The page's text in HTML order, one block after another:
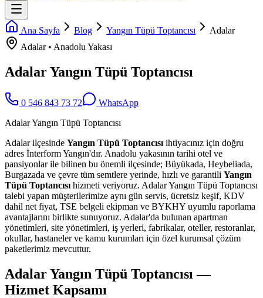
Ana Sayfa Blog Yangın Tüpü Toptancısı
Adalar
Adalar• Anadolu Yakası
Adalar Yangın Tüpü Toptancısı
0 546 843 73 72
WhatsApp
Adalar Yangın Tüpü Toptancısı
Adalar ilçesinde Yangın Tüpü Toptancısı ihtiyacınız için doğru
adres İnterform Yangın'dır. Anadolu yakasının tarihi otel ve
pansiyonlar ile bilinen bu önemli ilçesinde; Büyükada, Heybeliada,
Burgazada ve çevre tüm semtlere yerinde, hızlı ve garantili Yangın
Tüpü Toptancısı hizmeti veriyoruz. Adalar Yangın Tüpü Toptancısı
talebi yapan müşterilerimize aynı gün servis, ücretsiz keşif, KDV
dahil net fiyat, TSE belgeli ekipman ve BYKHY uyumlu raporlama
avantajlarını birlikte sunuyoruz. Adalar'da bulunan apartman
yönetimleri, site yönetimleri, iş yerleri, fabrikalar, oteller, restoranlar,
okullar, hastaneler ve kamu kurumları için özel kurumsal çözüm
paketlerimiz mevcuttur.
Adalar Yangın Tüpü Toptancısı —
Hizmet Kapsamı